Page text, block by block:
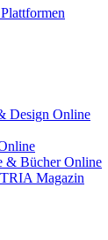
Design Online
& Bücher Online
Magazin